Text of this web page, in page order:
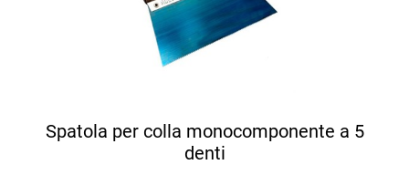
Spatola per colla monocomponente a 5
denti